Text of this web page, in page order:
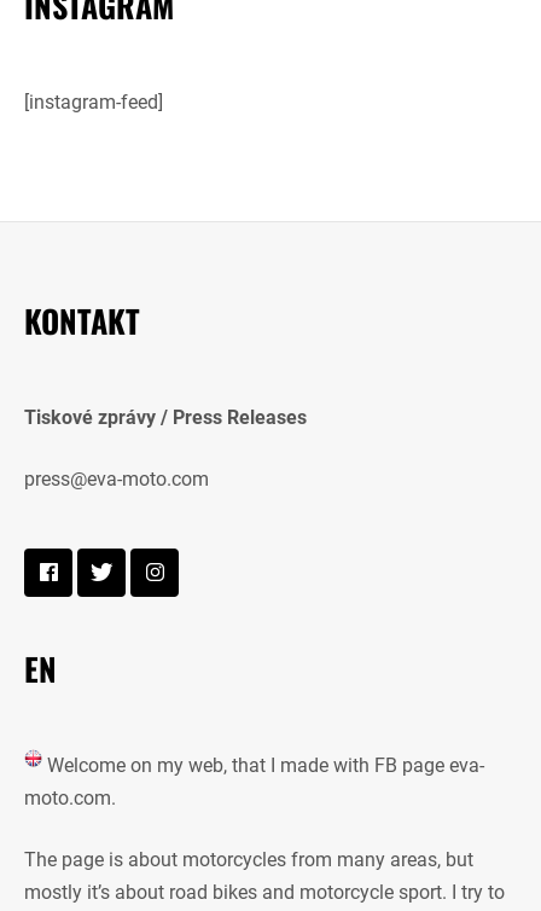
[instagram-feed]
KONTAKT
Tiskové zprávy / Press Releases
press@eva-moto.com
EN
Welcome on my web, that I made with FB page eva-
moto.com.
The page is about motorcycles from many areas, but
mostly it’s about road bikes and motorcycle sport. I try to